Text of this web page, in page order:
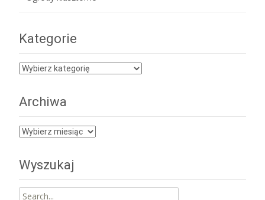
Kategorie
Kategorie
Archiwa
Archiwa
Wyszukaj
Search